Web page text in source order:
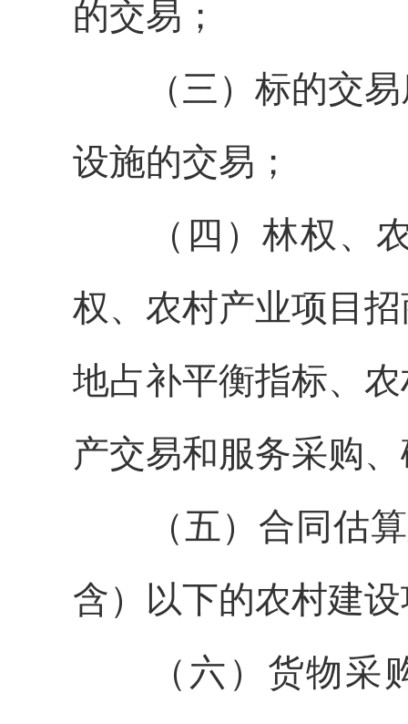
的交易；
（三）标的交
设施的交易；
（ 四 ）林权、
权、 农村产业项目
地占补平衡指标、
产交易和服务采购、
（五） 合同估
含）以下的农村建
（六） 货物采